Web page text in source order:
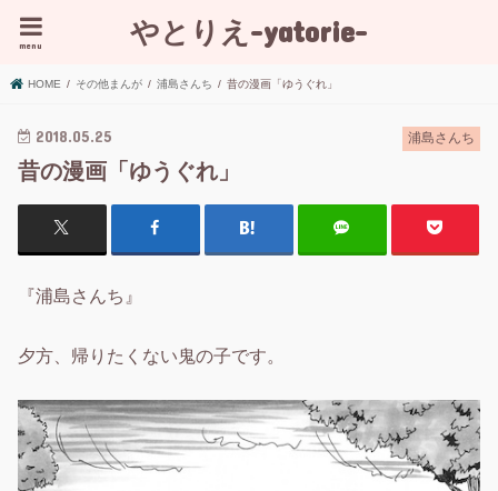
やとりえ-yatorie-
menu
HOME その他まんが 浦島さんち 昔の漫画「ゆうぐれ」
浦島さんち
2018.05.25
昔の漫画「ゆうぐれ」
『浦島さんち』
夕方、帰りたくない鬼の子です。